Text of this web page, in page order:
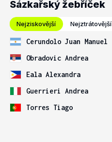
Sázkařský žebříček
Nejziskovější Nejztrátovější
Cerundolo Juan Manuel
Obradovic Andrea
Eala Alexandra
Guerrieri Andrea
Torres Tiago